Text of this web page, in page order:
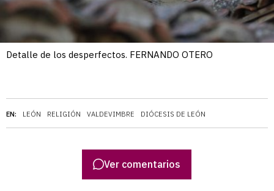
EN: LEÓN RELIGIÓN VALDEVIMBRE DIÓCESIS DE LEÓN
Detalle de los desperfectos. FERNANDO OTERO
Ver comentarios